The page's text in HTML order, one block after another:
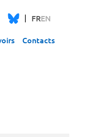
FREN
Contacts